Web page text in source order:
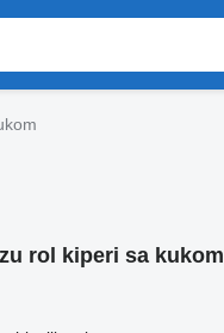
rol kiperi sa kukom